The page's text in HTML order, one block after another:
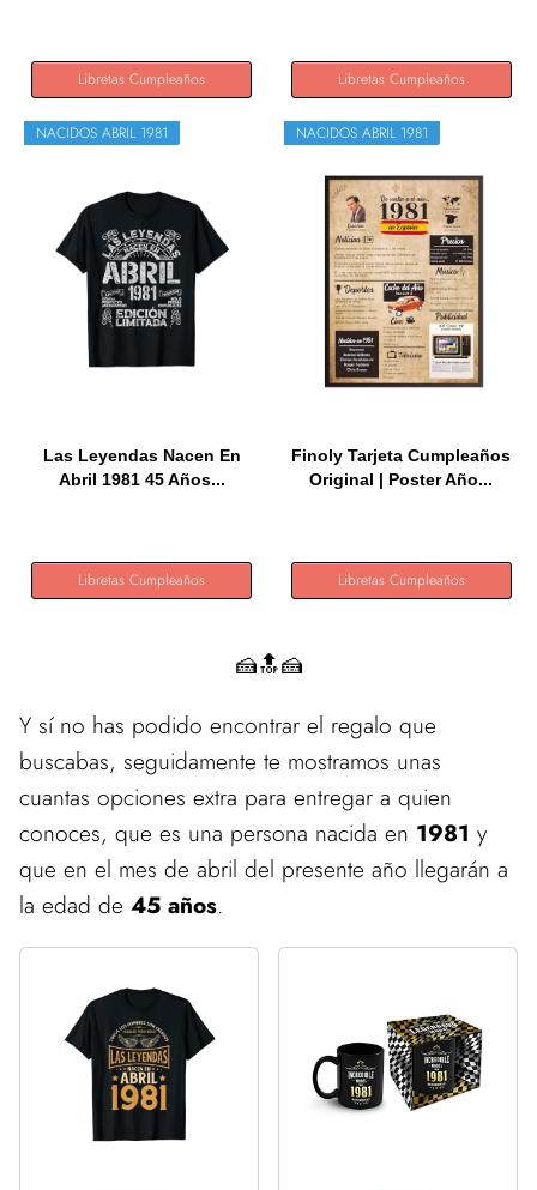
Libretas Cumpleaños Libretas Cumpleaños
NACIDOS ABRIL 1981
Las Leyendas Nacen En
Abril 1981 45 Años...
Libretas Cumpleaños
NACIDOS ABRIL 1981
Finoly Tarjeta Cumpleaños
Original | Poster Año...
Libretas Cumpleaños
🍰🔝🍰
Y sí no has podido encontrar el regalo que
buscabas, seguidamente te mostramos unas
cuantas opciones extra para entregar a quien
conoces, que es una persona nacida en 1981 y
que en el mes de abril del presente año llegarán a
la edad de 45 años.